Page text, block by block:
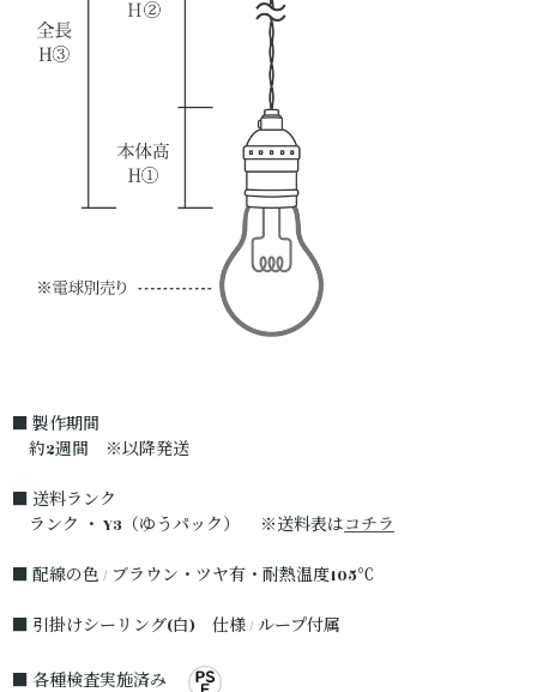
■ 製作期間
約2週間 ※以降発送
■ 送料ランク
ランク ・ Y3（ゆうパック） ※送料表はコチラ
■ 配線の色 / ブラウン・ツヤ有・耐熱温度105℃
■ 引掛けシーリング(白) 仕様 / ループ付属
■ 各種検査実施済み